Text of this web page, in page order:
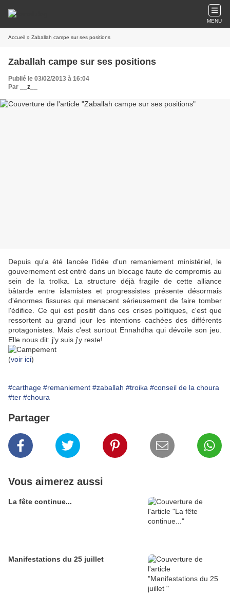
MENU
Accueil » Zaballah campe sur ses positions
Zaballah campe sur ses positions
Publié le 03/02/2013 à 16:04
Par
__z__
Depuis qu'a été lancée l'idée d'un remaniement ministériel, le
gouvernement est entré dans un blocage faute de compromis au
sein de la troïka. La structure déjà fragile de cette alliance
bâtarde entre islamistes et progressistes présente désormais
d'énormes fissures qui menacent sérieusement de faire tomber
l'édifice. Ce qui est positif dans ces crises politiques, c'est que
ressortent au grand jour les intentions cachées des différents
protagonistes. Mais c'est surtout Ennahdha qui dévoile son jeu.
Elle nous dit: j'y suis j'y reste!
(voir ici)
#carthage #remaniement #zaballah #troika #conseil de la choura
#ter #choura
Partager
Vous aimerez aussi
La fête continue...
Manifestations du 25 juillet